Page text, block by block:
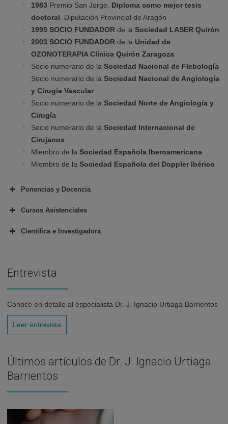
1983 Premio San Jorge. Diploma como mejor tesis
doctoral . Diputación Provincial de Aragón
1995 SOCIO FUNDADOR de la Sociedad LASER Quirón
2003 SOCIO FUNDADOR de la Unidad de
OZONOTERAPIA Clínica Quirón Zaragoza
Socio numerario de la Sociedad Nacional de Flebología
Socio numerario de la Sociedad Nacional de Angiología
y Cirugía Vascular
Socio numerario de la Sociedad Norte de Angiología y
Cirugía
Socio numerario de la Sociedad Internacional de
Cirujanos
Miembro de la Sociedad Española Iberoamericana
Miembro de la Sociedad Española del Doppler Ibérico
Ponencias y Docencia
1986
1987-2000
1988-1990
1988
Cursos Asistenciales
1981
1982
1983
1985
Científica e Investigadora
Sociedad Española de Investigación
Quirúrgica.
1982
Entrevista
Conoce en detalle al especialista Dr. J. Ignacio Urtiaga Barrientos
Leer entrevista
Últimos artículos de Dr. J. Ignacio Urtiaga
Barrientos